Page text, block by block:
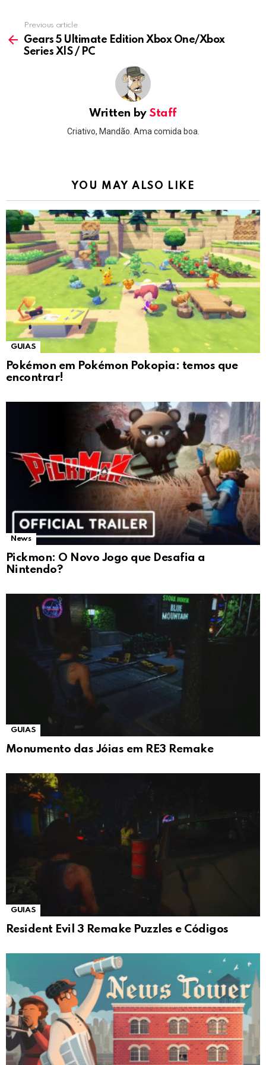
more
Previous article
Gears 5 Ultimate Edition Xbox One/Xbox
Series X|S / PC
Written by Staff
Criativo, Mandão. Ama comida boa.
YOU MAY ALSO LIKE
GUIAS
Pokémon em Pokémon Pokopia: temos que
encontrar!
News
Pickmon: O Novo Jogo que Desafia a
Nintendo?
GUIAS
Monumento das Jóias em RE3 Remake
GUIAS
Resident Evil 3 Remake Puzzles e Códigos